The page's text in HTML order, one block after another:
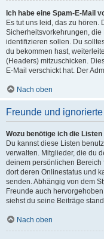
Ich habe eine Spam-E-Mail
Es tut uns leid, das zu hören.
Sicherheitsvorkehrungen,
identifizieren sollen. Du
du bekommen hast,
(Headers) mitzuschicken.
E-Mail verschickt hat. Der
Nach oben
Freunde und
Wozu benötige ich die
Du kannst diese Listen
verwalten. Mitglieder, die du
deinem persönlichen Bereich
dort deren Onlinestatus und
senden. Abhängig von dem
Freunde auch
siehst du seine Beiträge
Nach oben